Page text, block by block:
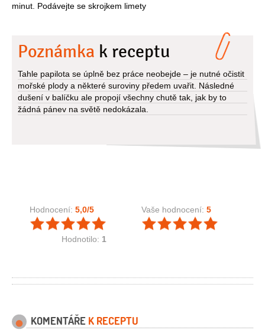
minut. Podávejte se skrojkem limety
Poznámka k receptu
Tahle papilota se úplně bez práce neobejde – je nutné očistit
mořské plody a některé suroviny předem uvařit. Následné
dušení v balíčku ale propojí všechny chutě tak, jak by to
žádná pánev na světě nedokázala.
Hodnocení: 5,0/5
Hodnotilo: 1
Vaše hodnocení: 5
KOMENTÁŘE K RECEPTU